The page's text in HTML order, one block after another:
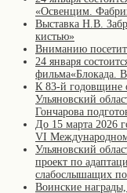
«Освенцим.
Выставка Н.В.
кистью»
Вниманию
24 января
фильма«Блокада.
К 83-й годовщине
Ульяновский
Гончарова
До 15 марта 2026
VI
Ульяновский
проект по
слабослышащих
Воинские